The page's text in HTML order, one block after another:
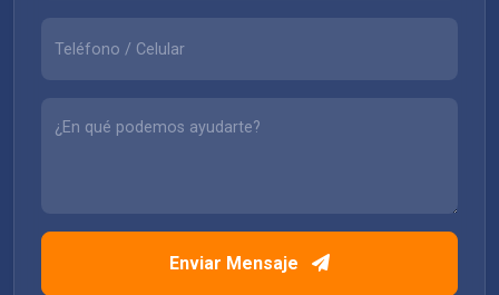
Enviar Mensaje